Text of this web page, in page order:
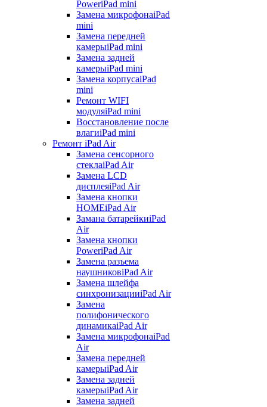
PoweriPad mini
Замена микрофонаiPad
mini
Замена передней
камерыiPad mini
Замена задней
камерыiPad mini
Замена корпусаiPad
mini
Ремонт WIFI
модуляiPad mini
Восстановление после
влагиiPad mini
Ремонт iPad Air
Замена сенсорного
стеклаiPad Air
Замена LCD
дисплеяiPad Air
Замена кнопки
HOMEiPad Air
Замана батарейкиiPad
Air
Замена кнопки
PoweriPad Air
Замена разъема
наушниковiPad Air
Замена шлейфа
синхронизацииiPad Air
Замена
полифонического
динамикаiPad Air
Замена микрофонаiPad
Air
Замена передней
камерыiPad Air
Замена задней
камерыiPad Air
Замена задней